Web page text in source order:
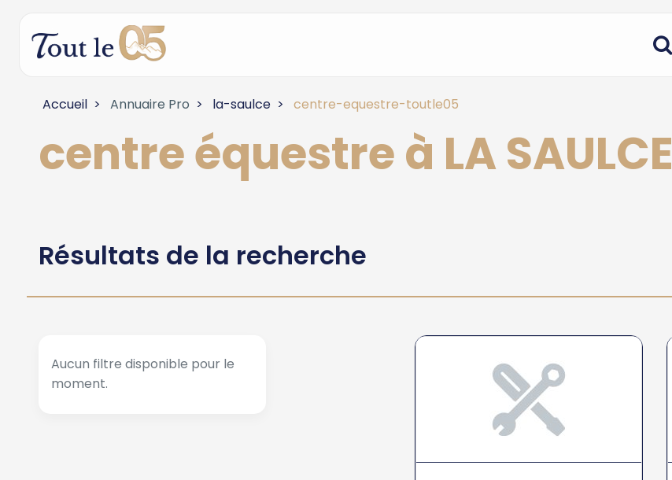
Accueil Annuaire Pro la-saulce centre-equestre-toutle05
centre équestre à LA SAULCE
Résultats de la recherche
Aucun filtre disponible pour le
moment.